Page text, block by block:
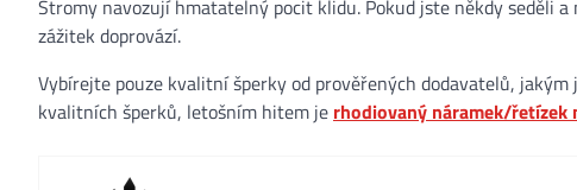
Stromy navozují hmatatelný pocit klidu. Pokud jste někdy seděli
zážitek doprovází.
Vybírejte pouze kvalitní šperky od prověřených dodavatelů,
kvalitních šperků, letošním hitem je rhodiovaný náramek/řetízek